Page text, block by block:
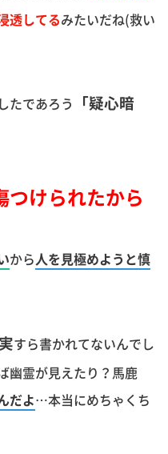
透してるみたいだね(救い
たであろう
「疑心暗
つけられたから
から人を見極めようと慎
すら書かれてないんでし
幽霊が見えたり？馬鹿
だよ…本当にめちゃくち